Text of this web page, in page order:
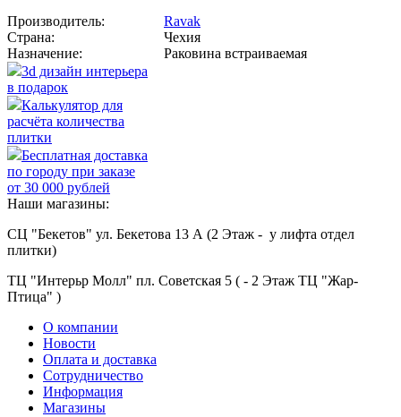
Производитель:
Ravak
Страна:
Чехия
Назначение:
Раковина встраиваемая
3d дизайн интерьера
в подарок
Калькулятор для
расчёта количества
плитки
Бесплатная доставка
по городу при заказе
от 30 000 рублей
Наши магазины:
СЦ "Бекетов" ул. Бекетова 13 А (2 Этаж - у лифта отдел
плитки)
ТЦ "Интерьр Молл" пл. Советская 5 ( - 2 Этаж ТЦ "Жар-
Птица" )
О компании
Новости
Оплата и доставка
Сотрудничество
Информация
Магазины